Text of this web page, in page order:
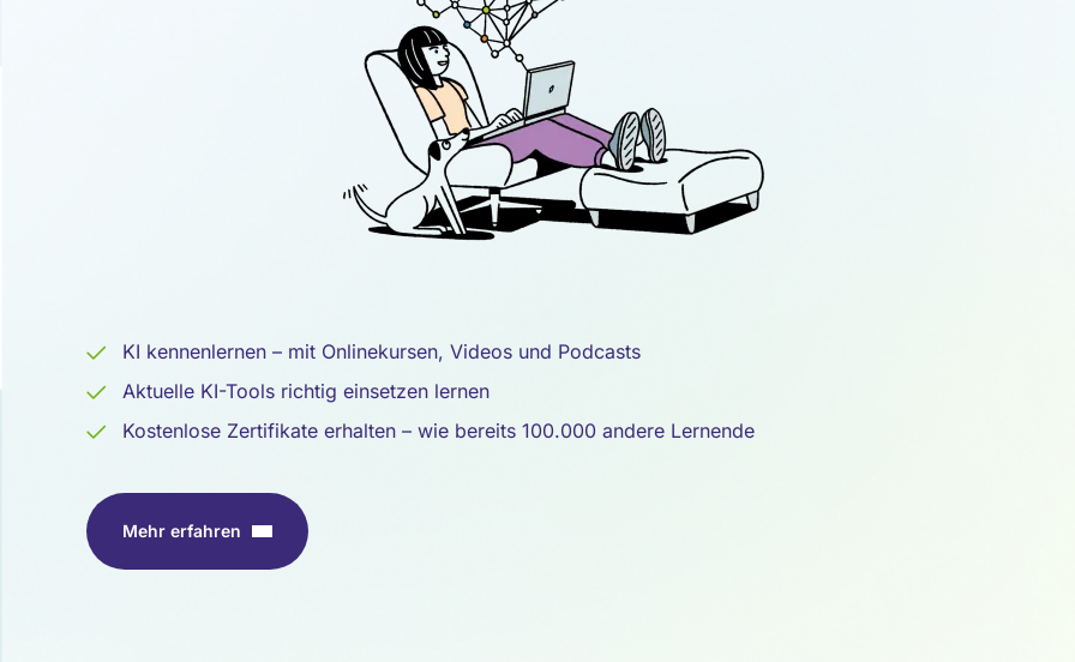
KI kennenlernen – mit Onlinekursen, Videos und Podcasts
Aktuelle KI-Tools richtig einsetzen lernen
Kostenlose Zertifikate erhalten – wie bereits 100.000 andere Lernende
Mehr erfahren